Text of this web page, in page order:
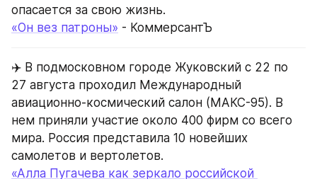
опасается за свою жизнь.
«Он вез патроны» - КоммерсантЪ
✈️ В подмосковном городе Жуковский с 22 по
27 августа проходил Международный
авиационно-космический салон (МАКС-95). В
нем приняли участие около 400 фирм со всего
мира. Россия представила 10 новейших
самолетов и вертолетов.
«Алла Пугачева как зеркало российской